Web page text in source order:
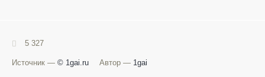
5 327
Источник — © 1gai.ru Автор — 1gai